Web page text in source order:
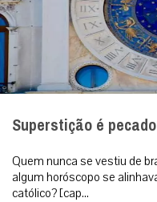
Superstição é
Quem nunca se vestiu de
algum horóscopo se
católico? [cap...